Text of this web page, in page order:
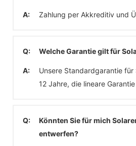
A: Zahlung per Akkreditiv und
Q: Welche Garantie gilt für
A:
Unsere Standardgarantie
12 Jahre, die lineare
Q:
Könnten Sie für mich
entwerfen?